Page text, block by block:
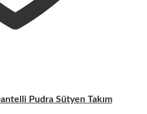
Pudra Sütyen Takım